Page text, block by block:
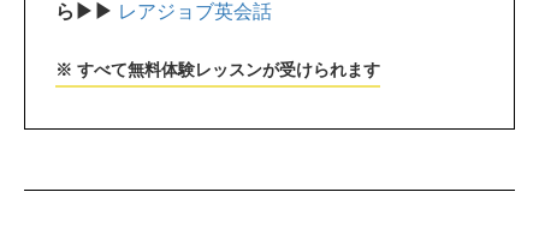
ら▶▶ レアジョブ英会話
※ すべて無料体験レッスンが受けられます